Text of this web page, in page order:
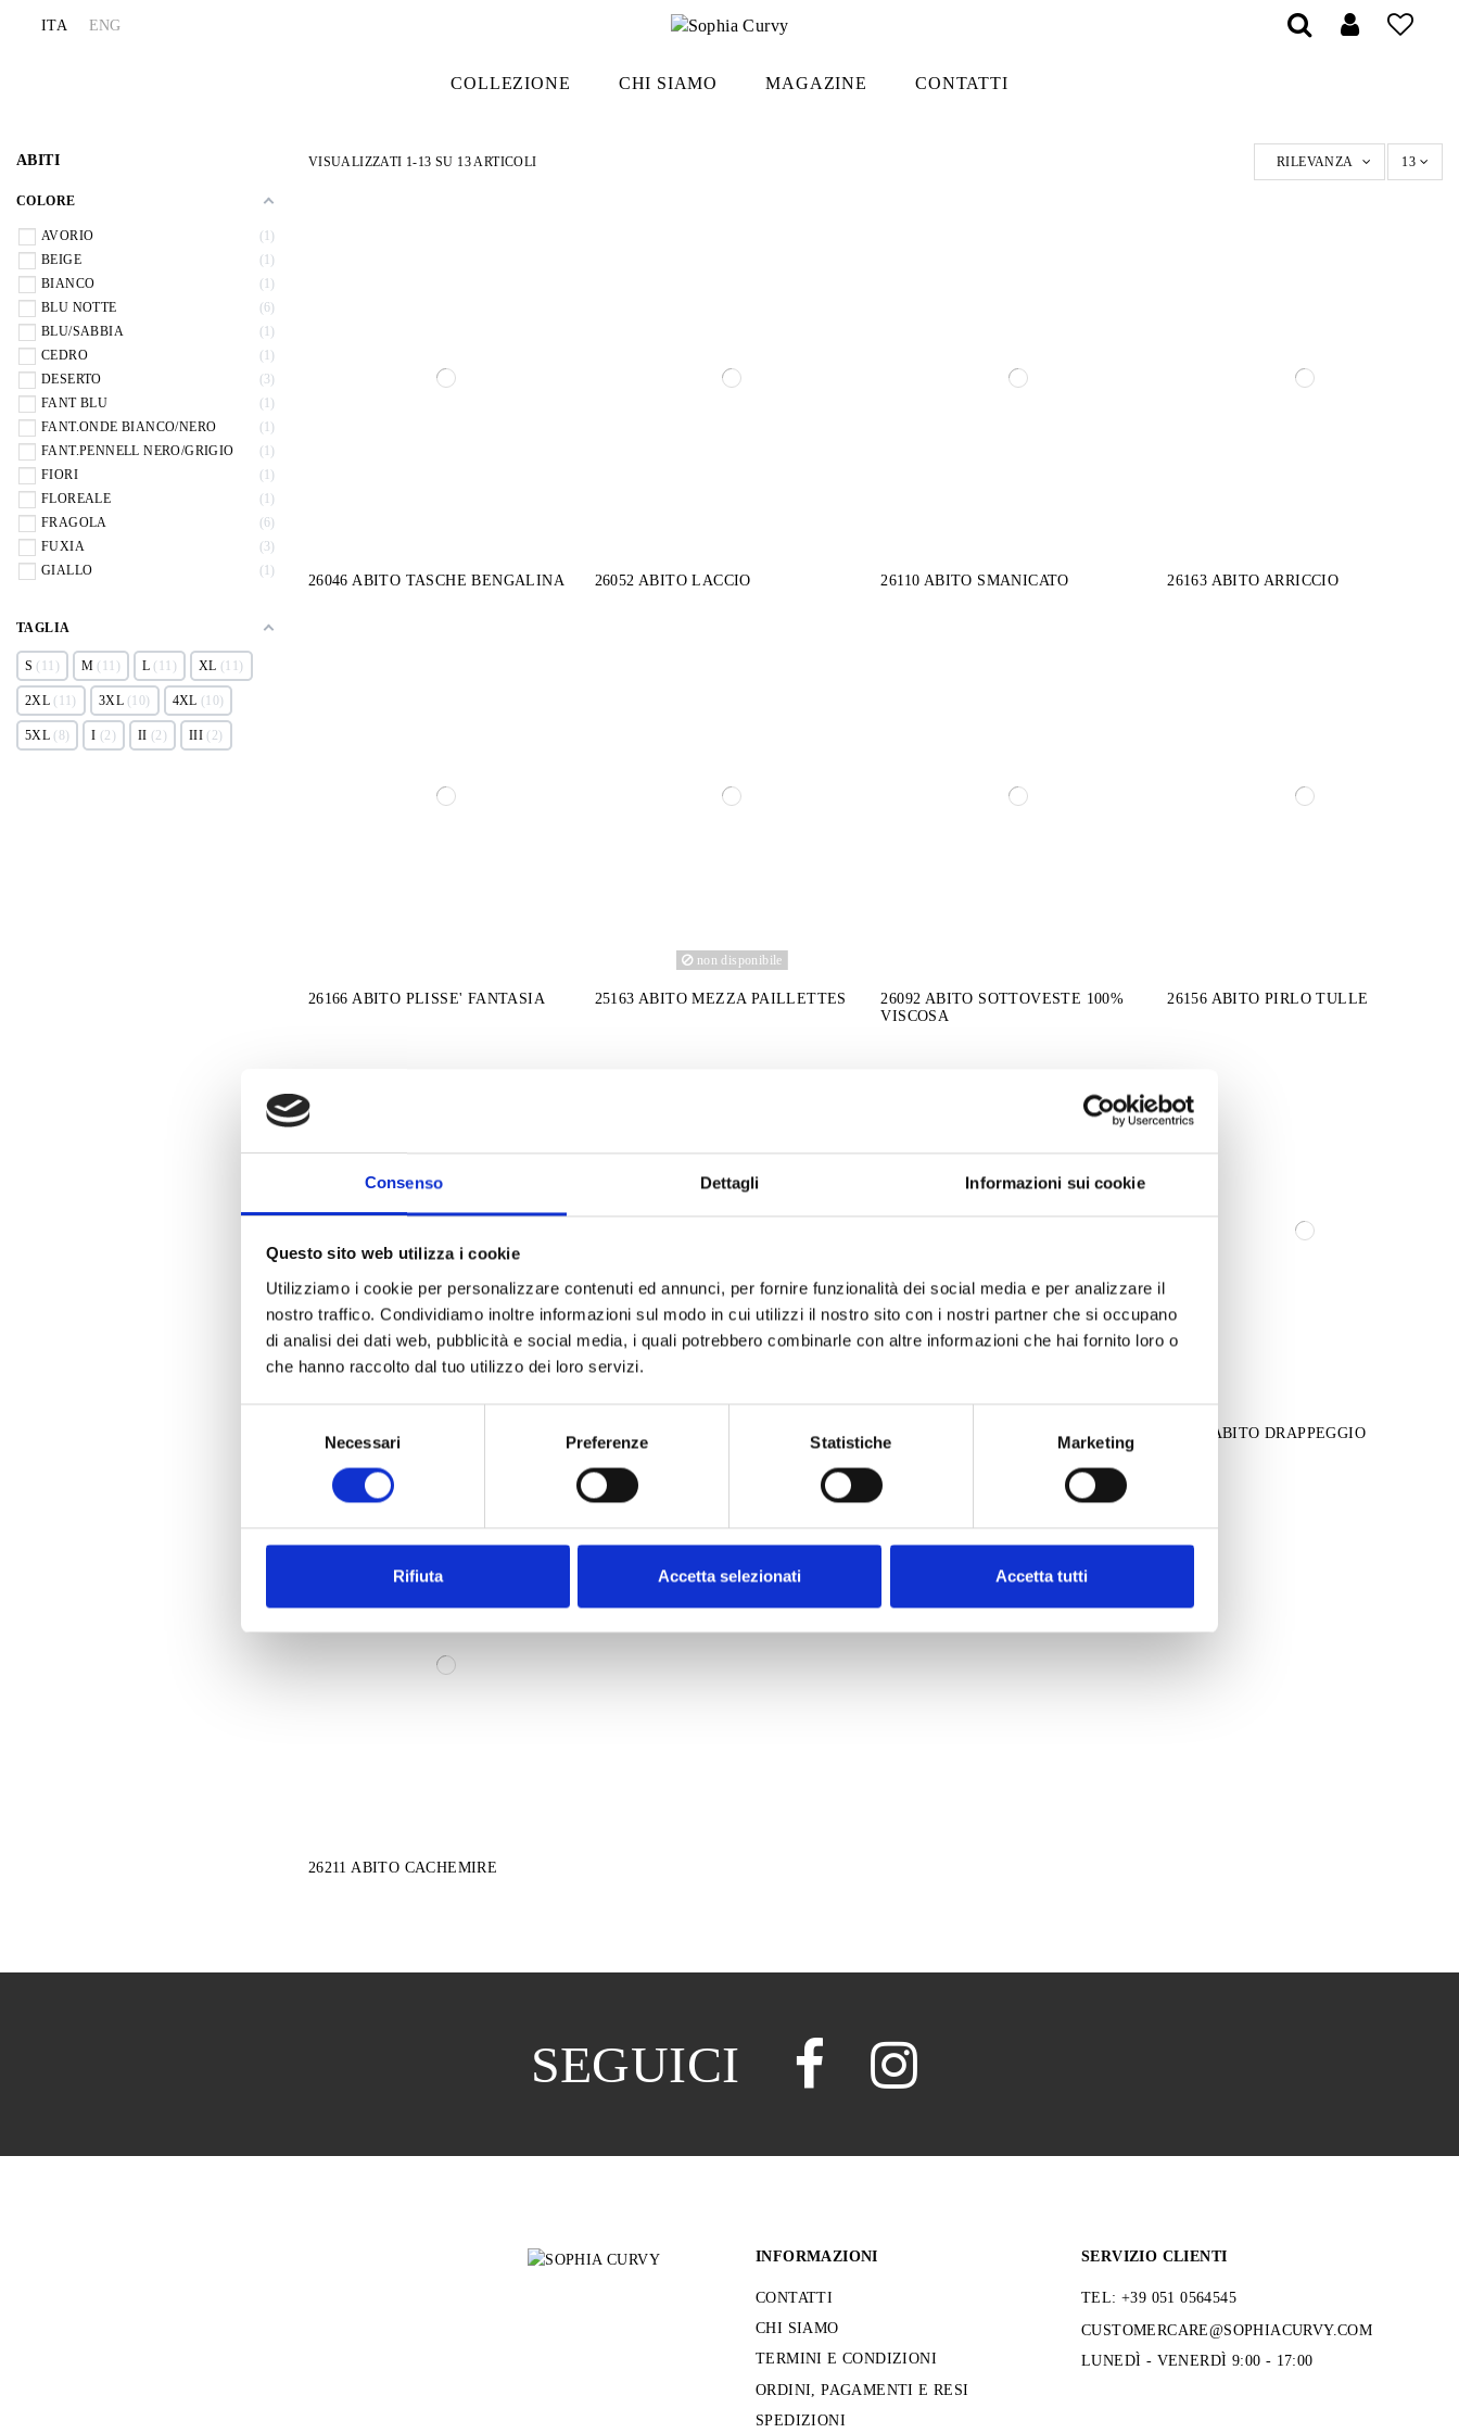
Consenso Dettagli Informazioni sui cookie
Questo sito web utilizza i cookie
Utilizziamo i cookie per personalizzare contenuti ed annunci, per fornire funzionalità dei social media e per analizzare il
nostro traffico. Condividiamo inoltre informazioni sul modo in cui utilizzi il nostro sito con i nostri partner che si occupano
di analisi dei dati web, pubblicità e social media, i quali potrebbero combinarle con altre informazioni che hai fornito loro o
che hanno raccolto dal tuo utilizzo dei loro servizi.
Necessari Preferenze Statistiche Marketing
Rifiuta Accetta selezionati Accetta tutti
ITA ENG
COLLEZIONE CHI SIAMO MAGAZINE CONTATTI
VISUALIZZATI 1-13 SU 13 ARTICOLI RILEVANZA 13
26046 ABITO TASCHE BENGALINA 26052 ABITO LACCIO 26110 ABITO SMANICATO 26163 ABITO ARRICCIO
26166 ABITO PLISSE' FANTASIA
non disponibile
25163 ABITO MEZZA PAILLETTES
26092 ABITO SOTTOVESTE 100%
VISCOSA
26156 ABITO PIRLO TULLE
26157 ABITO INCROCIO
PAILLETTES
26158 ABITO MONOSPALLA ROUGE 26184 ABITO DRAPPEGGIO
26211 ABITO CACHEMIRE
ABITI
COLORE
AVORIO
1
BEIGE
1
BIANCO
1
BLU NOTTE
6
BLU/SABBIA
1
CEDRO
1
DESERTO
3
FANT BLU
1
FANT.ONDE BIANCO/NERO
1
FANT.PENNELL NERO/GRIGIO
1
FIORI
1
FLOREALE
1
FRAGOLA
6
FUXIA
3
GIALLO
1
TAGLIA
S 11 M 11 L 11 XL 11
2XL 11 3XL 10 4XL 10
5XL 8 I 2 II 2 III 2
SEGUICI
INFORMAZIONI
CONTATTI
CHI SIAMO
TERMINI E CONDIZIONI
ORDINI, PAGAMENTI E RESI
SPEDIZIONI
SERVIZIO CLIENTI
TEL: +39 051 0564545
CUSTOMERCARE@SOPHIACURVY.COM
LUNEDÌ - VENERDÌ 9:00 - 17:00